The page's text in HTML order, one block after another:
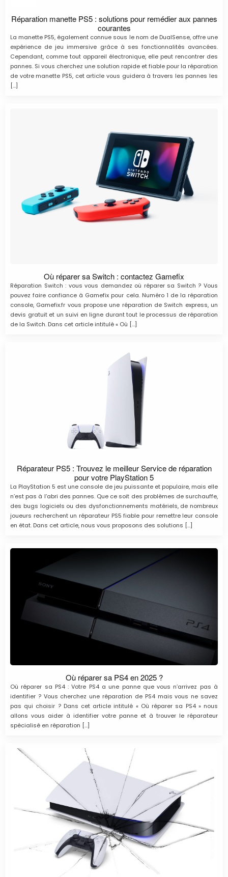
Réparation manette PS5 : solutions pour remédier aux pannes
courantes
La manette PS5, également connue sous le nom de DualSense, offre une
expérience de jeu immersive grâce à ses fonctionnalités avancées.
Cependant, comme tout appareil électronique, elle peut rencontrer des
pannes. Si vous cherchez une solution rapide et fiable pour la réparation
de votre manette PS5, cet article vous guidera à travers les pannes les
[…]
Où réparer sa Switch : contactez Gamefix
Réparation Switch : vous vous demandez où réparer sa Switch ? Vous
pouvez faire confiance à Gamefix pour cela. Numéro 1 de la réparation
console, Gamefix.fr vous propose une réparation de Switch express, un
devis gratuit et un suivi en ligne durant tout le processus de réparation
de la Switch. Dans cet article intitulé « Où […]
Réparateur PS5 : Trouvez le meilleur Service de réparation
pour votre PlayStation 5
La PlayStation 5 est une console de jeu puissante et populaire, mais elle
n’est pas à l’abri des pannes. Que ce soit des problèmes de surchauffe,
des bugs logiciels ou des dysfonctionnements matériels, de nombreux
joueurs recherchent un réparateur PS5 fiable pour remettre leur console
en état. Dans cet article, nous vous proposons des solutions […]
Où réparer sa PS4 en 2025 ?
Où réparer sa PS4 : Votre PS4 a une panne que vous n’arrivez pas à
identifier ? Vous cherchez une réparation de PS4 mais vous ne savez
pas qui choisir ? Dans cet article intitulé « Où réparer sa PS4 » nous
allons vous aider à identifier votre panne et à trouver le réparateur
spécialisé en réparation […]